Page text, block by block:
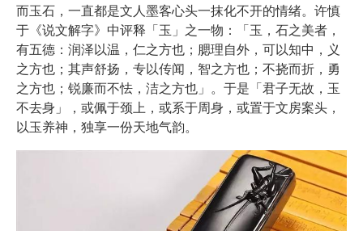
而玉石，一直都是文人墨客心头一抹化不开的情绪。许慎
于《说文解字》中评释「玉」之一物：「玉，石之美者，
有五德：润泽以温，仁之方也；腮理自外，可以知中，义
之方也；其声舒扬，专以传闻，智之方也；不挠而折，勇
之方也；锐廉而不怯，洁之方也」。于是「君子无故，玉
不去身」，或佩于颈上，或系于周身，或置于文房案头，
以玉养神，独享一份天地气韵。